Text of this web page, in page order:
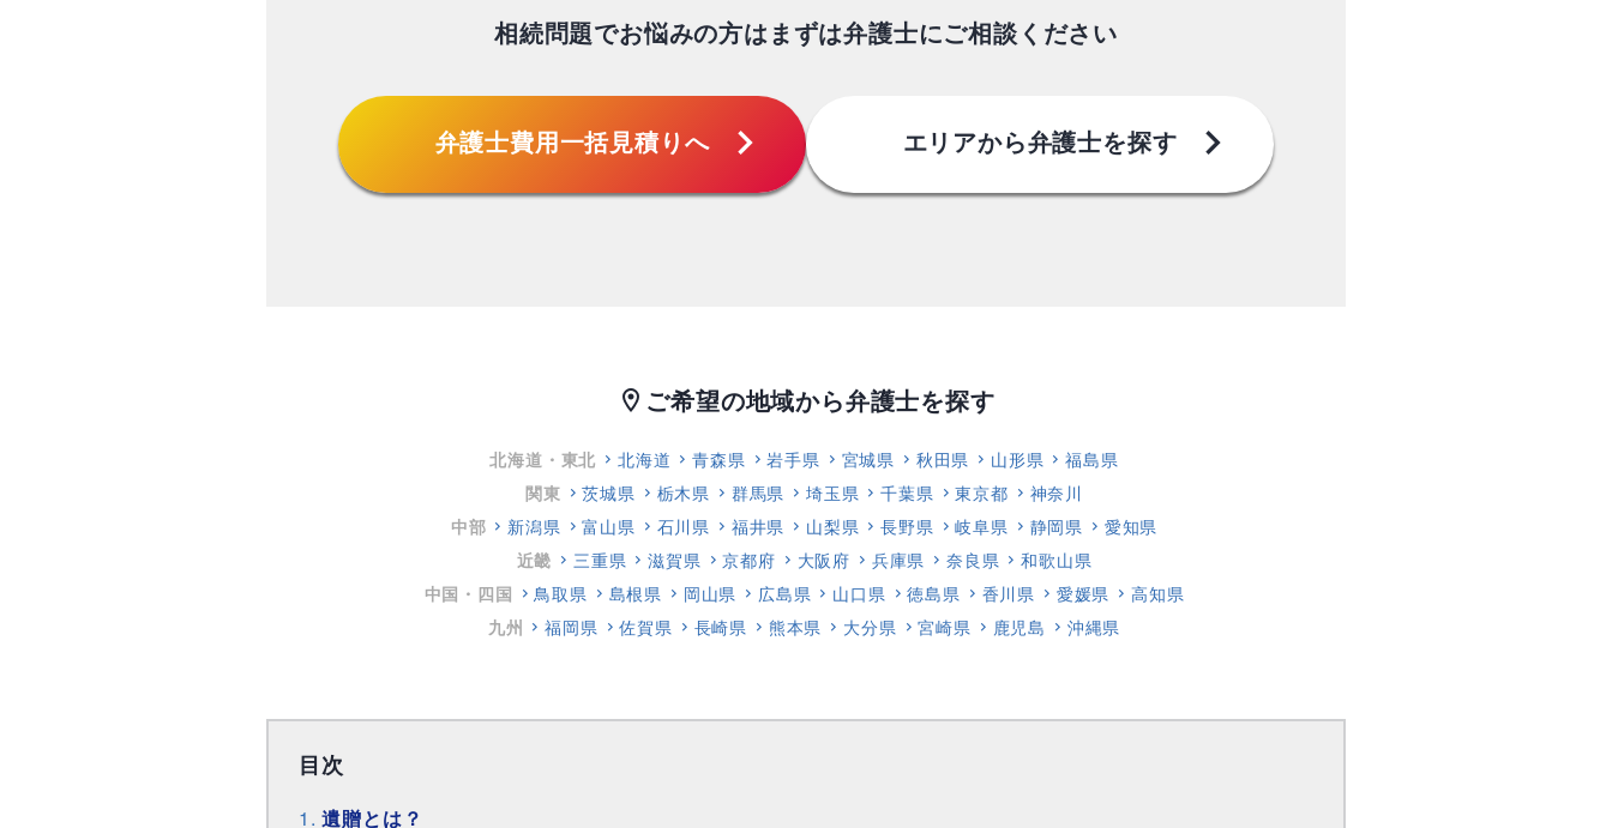
相続問題でお悩みの方はまずは弁護士にご相談ください
弁護士費用一括見積りへ chevron_right エリアから弁護士を探す chevron_right
location_on ご希望の地域から弁護士を探す
北海道・東北 北海道 青森県 岩手県 宮城県 秋田県 山形県
福島県
関東
茨城県 栃木県 群馬県 埼玉県 千葉県 東京都
神奈川
中部
新潟県 富山県 石川県 福井県 山梨県 長野県 岐阜県 静岡県
愛知県
近畿
三重県 滋賀県 京都府 大阪府 兵庫県 奈良県
和歌山県
中国・四国
鳥取県 島根県 岡山県 広島県 山口県 徳島県 香川県 愛媛県
高知県
九州
福岡県 佐賀県 長崎県 熊本県 大分県 宮崎県 鹿児島 沖縄県
目次
遺贈とは？